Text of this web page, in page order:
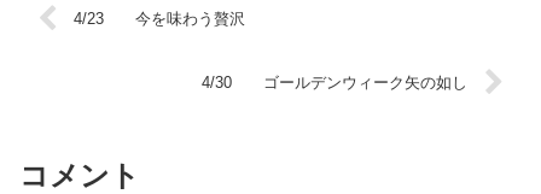
4/23 今を味わう贅沢
4/30 ゴールデンウィーク矢の如し
コメント